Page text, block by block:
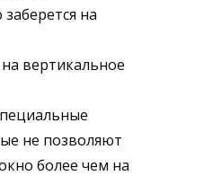
на
вертикальное
не позволяют
более чем на